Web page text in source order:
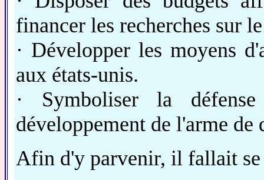
financer les recherches sur
· Développer les moyens
aux états-unis.
· Symboliser la
développement de l'arme de
Afin d'y parvenir, il fallait